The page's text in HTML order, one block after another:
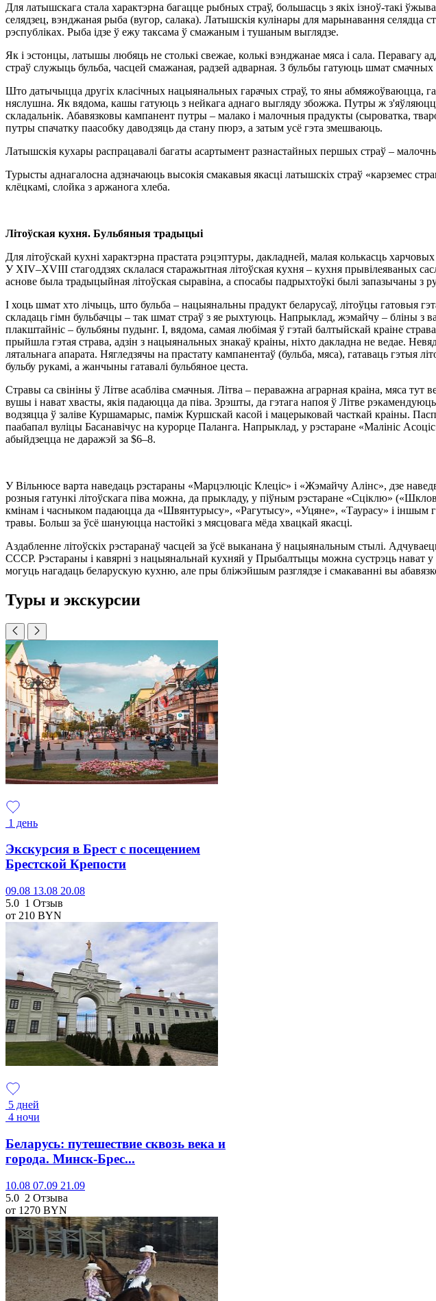
Для латышскага стала характэрна багацце рыбных страў, большасць з якіх ізноў-такі
селядзец, вэнджаная рыба (вугор, салака). Латышскія кулінары для марынавання
рэспубліках. Рыба ідзе ў ежу таксама ў смажаным і тушаным выглядзе.
Як і эстонцы, латышы любяць не столькі свежае, колькі вэнджанае мяса і сала.
страў служыць бульба, часцей смажаная, радзей адварная. З бульбы гатуюць шмат
Што датычыцца другіх класічных нацыянальных гарачых страў, то яны абмяжоўваюцца,
няслушна. Як вядома, кашы гатуюць з нейкага аднаго выгляду збожжа. Путры ж
складальнік. Абавязковы кампанент путры – малако і малочныя прадукты (сыроватка,
путры спачатку паасобку даводзяць да стану пюрэ, а затым усё гэта змешваюць.
Латышскія кухары распрацавалі багаты асартымент разнастайных першых страў –
Турысты аднагалосна адзначаюць высокія смакавыя якасці латышскіх страў «карземес
клёцкамі, слойка з аржанога хлеба.
Літоўская кухня. Бульбяныя традыцыі
Для літоўскай кухні характэрна прастата рэцэптуры, дакладней, малая колькасць
У XIV–XVIII стагоддзях склалася старажытная літоўская кухня – кухня прывілеяваных
аснове была традыцыйная літоўская сыравіна, а спосабы падрыхтоўкі былі запазычаны з
І хоць шмат хто лічыць, што бульба – нацыянальны прадукт беларусаў, літоўцы гатовыя
складаць гімн бульбачцы – так шмат страў з яе рыхтуюць. Напрыклад, жэмайчу – бліны з
плакштайніс – бульбяны пудынг. І, вядома, самая любімая ў гэтай балтыйскай краіне
прыйшла гэтая страва, адзін з нацыянальных знакаў краіны, ніхто дакладна не ведае.
лятальнага апарата. Нягледзячы на прастату кампанентаў (бульба, мяса), гатаваць гэтыя
бульбу рукамі, а жанчыны гатавалі бульбяное цеста.
Стравы са свініны ў Літве асабліва смачныя. Літва – пераважна аграрная краіна, мяса
вушы і нават хвасты, якія падаюцца да піва. Зрэшты, да гэтага напоя ў Літве
водзяцца ў заліве Куршамарыс, паміж Куршскай касой і мацерыковай часткай краіны.
паабапал вуліцы Басанавічус на курорце Паланга. Напрыклад, у рэстаране «Малініс
абыйдзецца не даражэй за $6–8.
У Вільнюсе варта наведаць рэстараны «Марцэлюціс Клеціс» і «Жэмайчу Алінс», дзе
розныя гатункі літоўскага піва можна, да прыкладу, у піўным рэстаране «Сціклю»
кмінам і часныком падаюцца да «Швянтурысу», «Рагутысу», «Уцяне», «Таурасу» і іншым
травы. Больш за ўсё шануюцца настойкі з мясцовага мёда хвацкай якасці.
Аздабленне літоўскіх рэстаранаў часцей за ўсё выканана ў нацыянальным стылі.
СССР. Рэстараны і кавярні з нацыянальнай кухняй у Прыбалтыцы можна сустрэць нават у
могуць нагадаць беларускую кухню, але пры бліжэйшым разглядзе і смакаванні вы
Туры и экскурсии
1 день
Экскурсия в Брест с посещением
Брестской Крепости
09.08 13.08 20.08
5.0 1 Отзыв
от 210 BYN
5 дней
4 ночи
Беларусь: путешествие сквозь века и
города. Минск-Брес...
10.08 07.09 21.09
5.0 2 Отзыва
от 1270 BYN